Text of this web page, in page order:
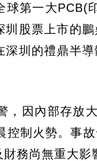
球第一大PCB(
圳股票上市的
深圳的禮鼎半
，因內部存放
控制火勢。事
務尚無重大影